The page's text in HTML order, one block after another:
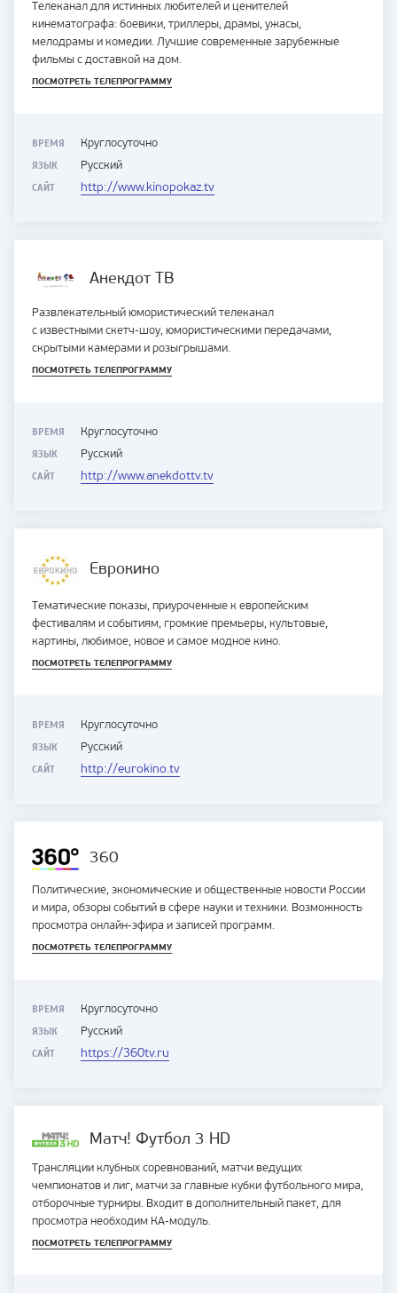
Телеканал для истинных любителей и ценителей
кинематографа: боевики, триллеры, драмы, ужасы,
мелодрамы и комедии. Лучшие современные зарубежные
фильмы с доставкой на дом.
ПОСМОТРЕТЬ ТЕЛЕПРОГРАММУ
ВРЕМЯ Круглосуточно
ЯЗЫК Русский
САЙТ http://www.kinopokaz.tv
Анекдот ТВ
Развлекательный юмористический телеканал
с известными скетч-шоу, юмористическими передачами,
скрытыми камерами и розыгрышами.
ПОСМОТРЕТЬ ТЕЛЕПРОГРАММУ
ВРЕМЯ Круглосуточно
ЯЗЫК Русский
САЙТ http://www.anekdottv.tv
Еврокино
Тематические показы, приуроченные к европейским
фестивалям и событиям, громкие премьеры, культовые,
картины, любимое, новое и самое модное кино.
ПОСМОТРЕТЬ ТЕЛЕПРОГРАММУ
ВРЕМЯ Круглосуточно
ЯЗЫК Русский
САЙТ http://eurokino.tv
360
Политические, экономические и общественные новости России
и мира, обзоры событий в сфере науки и техники. Возможность
просмотра онлайн-эфира и записей программ.
ПОСМОТРЕТЬ ТЕЛЕПРОГРАММУ
ВРЕМЯ Круглосуточно
ЯЗЫК Русский
САЙТ https://360tv.ru
Матч! Футбол 3 HD
Трансляции клубных соревнований, матчи ведущих
чемпионатов и лиг, матчи за главные кубки футбольного мира,
отборочные турниры. Входит в дополнительный пакет, для
просмотра необходим КА-модуль.
ПОСМОТРЕТЬ ТЕЛЕПРОГРАММУ